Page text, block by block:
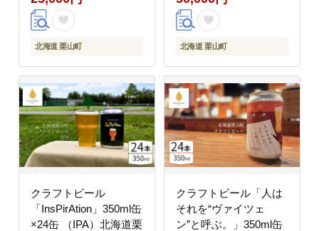
北海道 栗山町 北海道 栗山町
クラフトビール
「InsPirAtion」350ml缶
×24缶 （IPA）北海道栗
クラフトビール「人は
それを“ヴァイツェ
ン”と呼ぶ。」350ml缶